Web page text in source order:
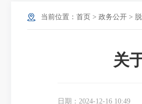
当前位置： 首页 > 政务公开 >
关
日期：2024-12-16 10:49